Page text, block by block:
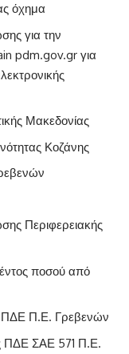
όχημα
για την
pdm.gov.gr για
Μακεδονίας
Κοζάνης
Περιφερειακής
ποσού από
ΠΔΕ Π.Ε. Γρεβενών
ΠΔΕ ΣΑΕ 571 Π.Ε.